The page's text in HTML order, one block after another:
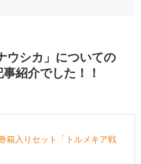
ウシカ」についての
紹介でした！！
箱入りセット「トルメキア戦